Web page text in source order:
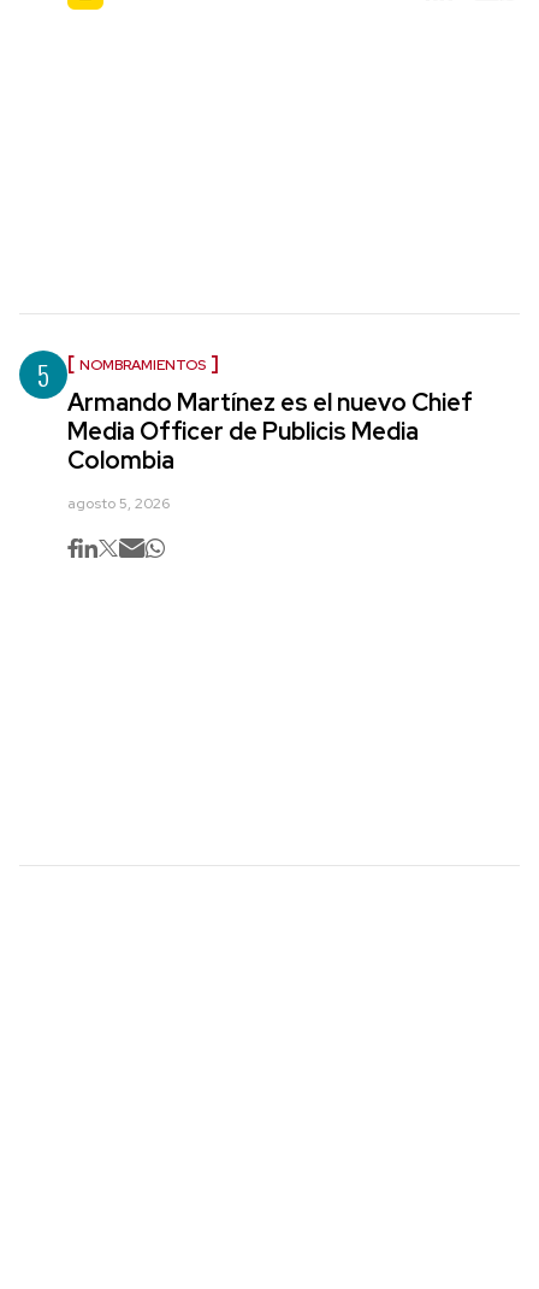
5 NOMBRAMIENTOS
Armando Martínez es el nuevo Chief
Media Officer de Publicis Media
Colombia
agosto 5, 2026